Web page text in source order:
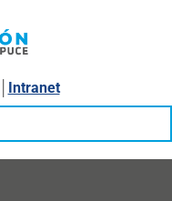
Intranet